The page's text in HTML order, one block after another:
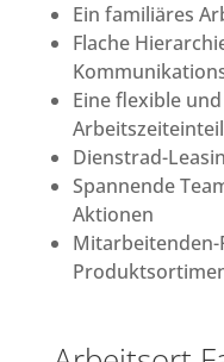
Ein familiäres
Flache
Eine flexible
Dienstrad-
Spannende
Aktionen
Mitarbeitenden-